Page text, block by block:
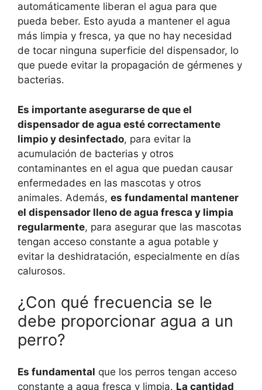
automáticamente liberan el agua para que
pueda beber. Esto ayuda a mantener el agua
más limpia y fresca, ya que no hay necesidad
de tocar ninguna superficie del dispensador, lo
que puede evitar la propagación de gérmenes y
bacterias.
Es importante asegurarse de que el
dispensador de agua esté correctamente
limpio y desinfectado, para evitar la
acumulación de bacterias y otros
contaminantes en el agua que puedan causar
enfermedades en las mascotas y otros
animales. Además, es fundamental mantener
el dispensador lleno de agua fresca y limpia
regularmente, para asegurar que las mascotas
tengan acceso constante a agua potable y
evitar la deshidratación, especialmente en días
calurosos.
¿Con qué frecuencia se le
debe proporcionar agua a un
perro?
Es fundamental que los perros tengan acceso
constante a agua fresca y limpia. La cantidad